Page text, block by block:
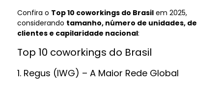
Confira o Top 10 coworkings do Brasil em 2025,
considerando tamanho, número de unidades, de
clientes e capilaridade nacional:
Top 10 coworkings do Brasil
1. Regus (IWG) – A Maior Rede Global